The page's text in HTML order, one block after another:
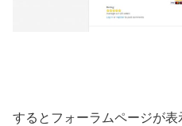
するとフォーラムページが